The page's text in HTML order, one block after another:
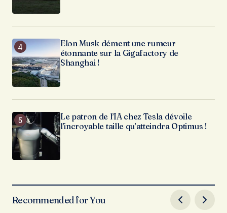
Elon Musk dément une rumeur
étonnante sur la Gigafactory de
Shanghai !
Le patron de l’IA chez Tesla dévoile
l’incroyable taille qu’atteindra Optimus !
Recommended for You